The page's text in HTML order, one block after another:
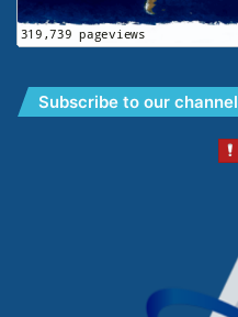
Subscribe to our channel